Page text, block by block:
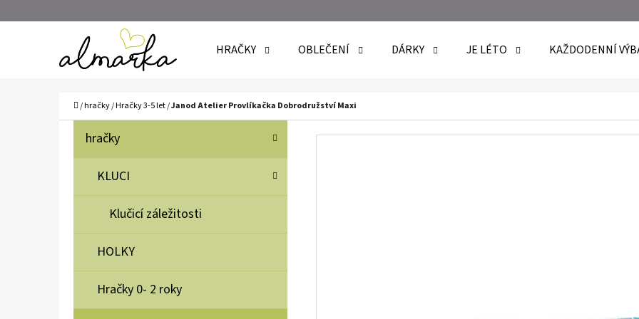
HRAČKY OBLEČENÍ DÁRKY JE LÉTO KAŽDODENNÍ
Domů
/hračky/Hračky 3-5 let/Janod Atelier Provlíkačka Dobrodružství Maxi
Přeskočit
kategorie
K
T
G
R
E
hračky
KLUCI
Klučicí záležitosti
HOLKY
Hračky 0- 2 roky